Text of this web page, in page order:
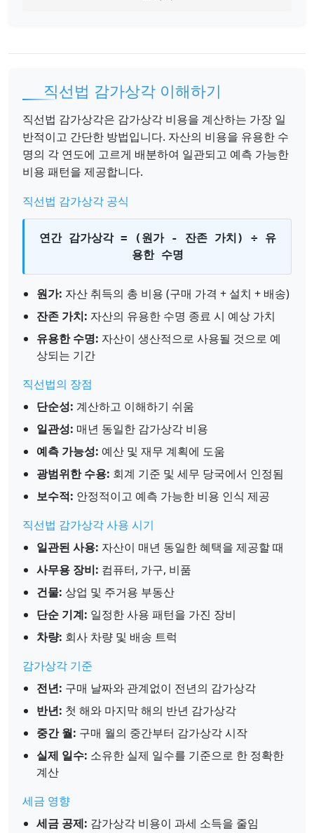
직선법 감가상각 이해하기
직선법 감가상각은 감가상각 비용을 계산하는 가장 일
반적이고 간단한 방법입니다. 자산의 비용을 유용한 수
명의 각 연도에 고르게 배분하여 일관되고 예측 가능한
비용 패턴을 제공합니다.
직선법 감가상각 공식
연간 감가상각 = (원가 - 잔존 가치) ÷ 유
용한 수명
원가: 자산 취득의 총 비용 (구매 가격 + 설치 + 배송)
잔존 가치: 자산의 유용한 수명 종료 시 예상 가치
유용한 수명: 자산이 생산적으로 사용될 것으로 예
상되는 기간
직선법의 장점
단순성: 계산하고 이해하기 쉬움
일관성: 매년 동일한 감가상각 비용
예측 가능성: 예산 및 재무 계획에 도움
광범위한 수용: 회계 기준 및 세무 당국에서 인정됨
보수적: 안정적이고 예측 가능한 비용 인식 제공
직선법 감가상각 사용 시기
일관된 사용: 자산이 매년 동일한 혜택을 제공할 때
사무용 장비: 컴퓨터, 가구, 비품
건물: 상업 및 주거용 부동산
단순 기계: 일정한 사용 패턴을 가진 장비
차량: 회사 차량 및 배송 트럭
감가상각 기준
전년: 구매 날짜와 관계없이 전년의 감가상각
반년: 첫 해와 마지막 해의 반년 감가상각
중간 월: 구매 월의 중간부터 감가상각 시작
실제 일수: 소유한 실제 일수를 기준으로 한 정확한
계산
세금 영향
세금 공제: 감가상각 비용이 과세 소득을 줄임